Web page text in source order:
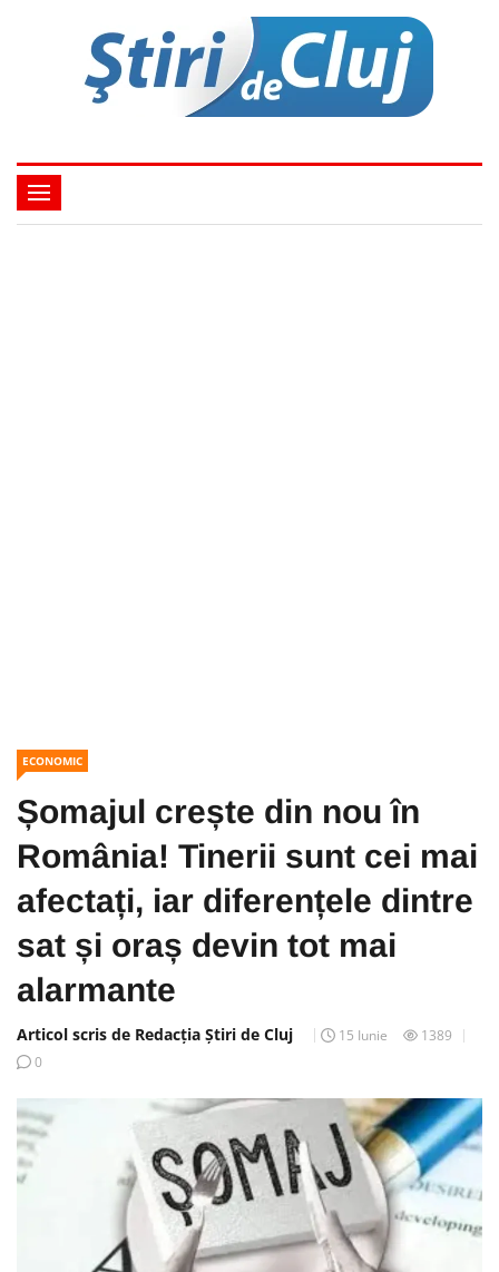
ECONOMIC
Șomajul crește din nou în
România! Tinerii sunt cei mai
afectați, iar diferențele dintre
sat și oraș devin tot mai
alarmante
Articol scris de Redacția Știri de Cluj 15 Iunie
1389
0